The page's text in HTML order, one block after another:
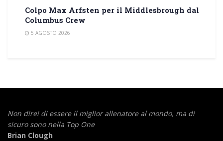
Colpo Max Arfsten per il Middlesbrough dal
Columbus Crew
5 AGOSTO 2026
Non direi di essere il miglior allenatore al mondo, ma di
sicuro sono nella Top One
Brian Clough